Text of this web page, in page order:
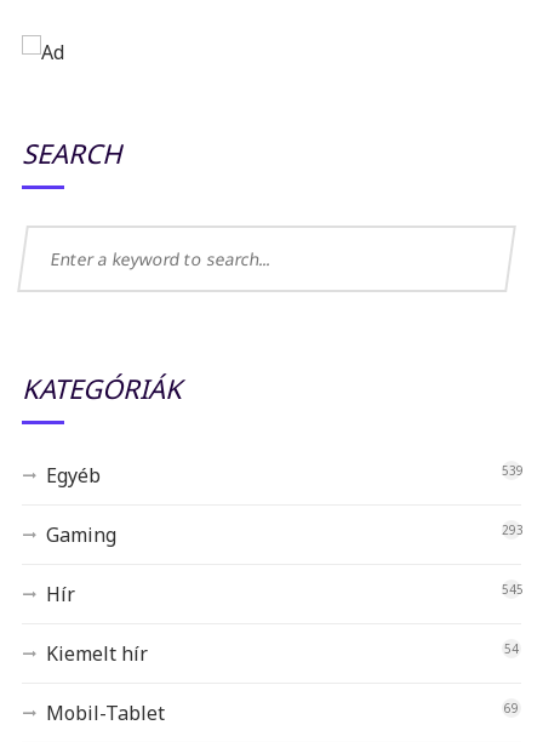
SEARCH
KATEGÓRIÁK
Egyéb 539
Gaming 293
Hír 545
Kiemelt hír 54
Mobil-Tablet 69